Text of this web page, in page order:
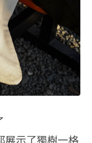
展示了獨樹一格